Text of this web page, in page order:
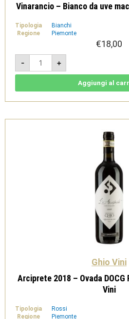
Vinarancio – Bianco da uve
Tipologia
Bianchi
Regione
Piemonte
€18,00
-
Vinarancio
Bianco
da
-
quantità
+
Aggiungi al
Ghio Vini
Arciprete 2018 – Ovada DOCG
Vini
Tipologia
Rossi
Regione
Piemonte